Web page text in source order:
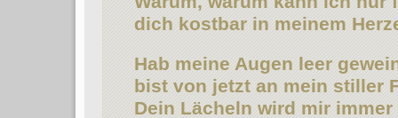
dich kostbar in meinem
Hab meine Augen leer
bist von jetzt an mein stiller
Dein Lächeln wird mir